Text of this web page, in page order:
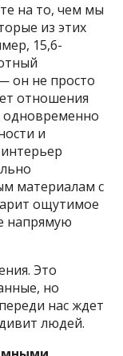
на то, чем мы
из этих
15,6-
он не просто
отношения
и
материалам с
ощутимое
напрямую
Это
но
нас ждет
людей.